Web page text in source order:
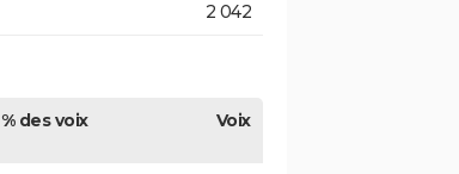
2 042
% des voix Voix